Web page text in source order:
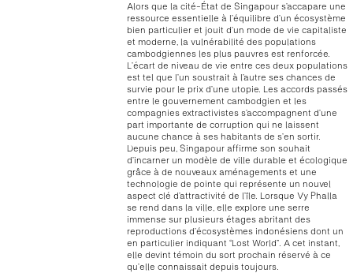
Alors que la cité-État de Singapour s’accapare une
ressource essentielle à l’équilibre d’un écosystème
bien particulier et jouit d’un mode de vie capitaliste
et moderne, la vulnérabilité des populations
cambodgiennes les plus pauvres est renforcée.
L’écart de niveau de vie entre ces deux populations
est tel que l’un soustrait à l’autre ses chances de
survie pour le prix d’une utopie. Les accords passés
entre le gouvernement cambodgien et les
compagnies extractivistes s’accompagnent d’une
part importante de corruption qui ne laissent
aucune chance à ses habitants de s’en sortir.
Depuis peu, Singapour affirme son souhait
d’incarner un modèle de ville durable et écologique
grâce à de nouveaux aménagements et une
technologie de pointe qui représente un nouvel
aspect clé d’attractivité de l’île. Lorsque Vy Phalla
se rend dans la ville, elle explore une serre
immense sur plusieurs étages abritant des
reproductions d’écosystèmes indonésiens dont un
en particulier indiquant “Lost World”. A cet instant,
elle devint témoin du sort prochain réservé à ce
qu’elle connaissait depuis toujours.